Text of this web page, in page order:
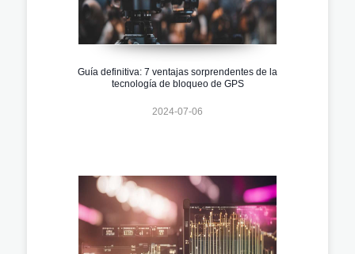
Guía definitiva: 7 ventajas sorprendentes de la
tecnología de bloqueo de GPS
2024-07-06